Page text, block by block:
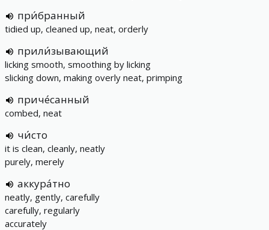
при́бранный
tidied up, cleaned up, neat, orderly
прили́зывающий
licking smooth, smoothing by licking
slicking down, making overly neat, primping
приче́санный
combed, neat
чи́сто
it is clean, cleanly, neatly
purely, merely
аккура́тно
neatly, gently, carefully
carefully, regularly
accurately